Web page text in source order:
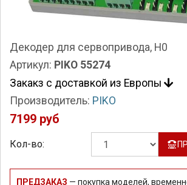
Декодер для сервопривода, H0
Артикул: PIKO 55274
Закакз с доставкой из Европы
Производитель: PIKO
7199 руб
Кол-во:
ПРЕДЗАКАЗ — покупка моделей,